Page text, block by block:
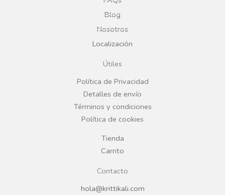
b
o
o
k
g
r
a
Blog
Nosotros
Localización
Útiles
Política de Privacidad
Detalles de envío
Términos y condiciones
Política de cookies
Tienda
Carrito
Contacto
hola@krittikali.com